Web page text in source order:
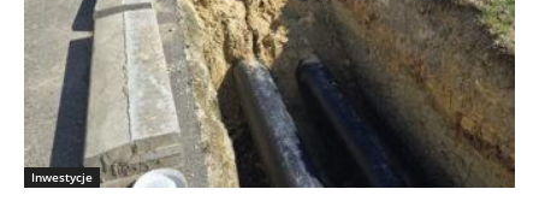
Inwestycje